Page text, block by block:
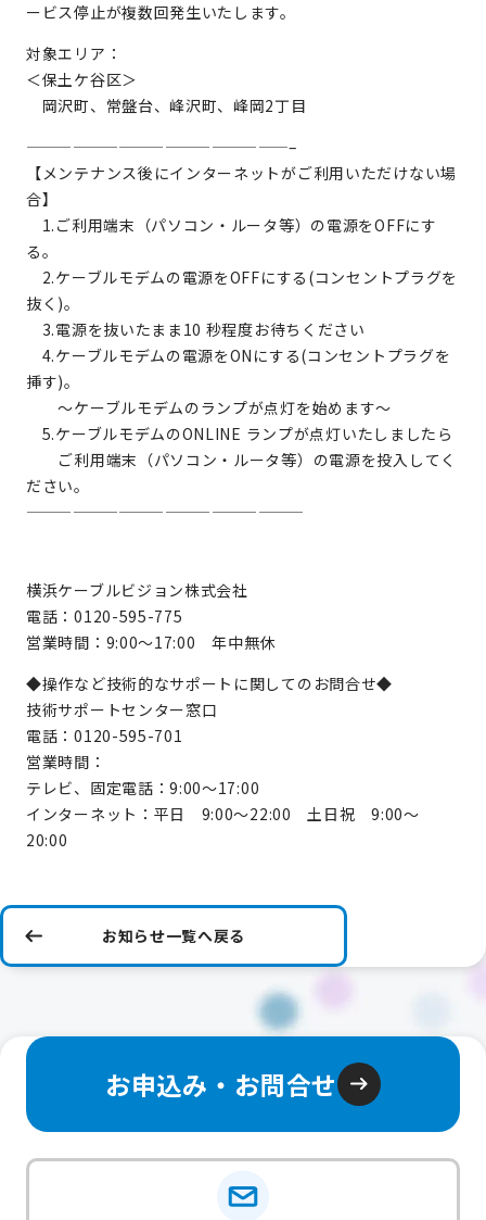
ービス停止が複数回発生いたします。
対象エリア：
＜保土ケ谷区＞
岡沢町、常盤台、峰沢町、峰岡2丁目
—————————————————–
【メンテナンス後にインターネットがご利用いただけない場
合】
1.ご利用端末（パソコン・ルータ等）の電源をOFFにす
る。
2.ケーブルモデムの電源をOFFにする(コンセントプラグを
抜く)。
3.電源を抜いたまま10 秒程度お待ちください
4.ケーブルモデムの電源をONにする(コンセントプラグを
挿す)。
～ケーブルモデムのランプが点灯を始めます～
5.ケーブルモデムのONLINE ランプが点灯いたしましたら
ご利用端末（パソコン・ルータ等）の電源を投入してく
ださい。
——————————————————
横浜ケーブルビジョン株式会社
電話：0120-595-775
営業時間：9:00～17:00 年中無休
◆操作など技術的なサポートに関してのお問合せ◆
技術サポートセンター窓口
電話：0120-595-701
営業時間：
テレビ、固定電話：9:00～17:00
インターネット：平日 9:00～22:00 土日祝 9:00～
20:00
お知らせ一覧へ戻る
お申込み・お問合せ